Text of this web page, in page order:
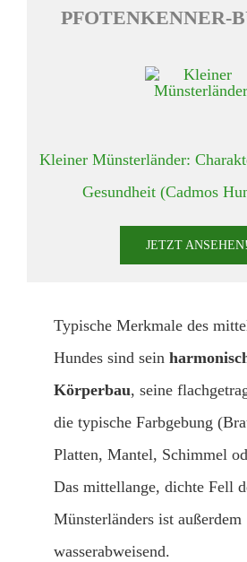
PFOTENKENNER-
Kleiner Münsterländer:
Gesundheit (Cadmos
JETZT
Typische Merkmale des
Hundes sind sein
Körperbau, seine
die typische Farbgebung
Platten, Mantel, Schimmel
Das mittellange, dichte Fell
Münsterländers ist außerdem
wasserabweisend.